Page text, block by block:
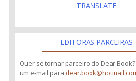
TRANSLATE
EDITORAS PARCEIRAS
Quer se tornar parceiro do Dear
um e-mail para